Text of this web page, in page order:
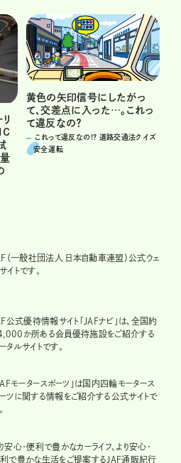
Ｃ
黄色の矢印信号にしたがっ
て、交差点に入った…。これっ
て違反なの？
これって違反なの!? 道路交通法クイズ
安全運転
（一般社団法人 日本自動車連盟）公式ウェ
イトです。
公式優待情報サイト「JAFナビ」は、全国約
か所ある会員優待施設をご紹介する
タルサイトです。
JAFモータースポーツ」は国内四輪モータース
ツに関する情報をご紹介する公式サイトで
安心・便利で豊かなカーライフ、より安心・
で豊かな生活をご提案するJAF通販紀行